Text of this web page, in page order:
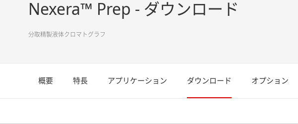
Nexera™ Prep - ダウンロード
分取精製液体クロマトグラフ
概要 特長 アプリケーション ダウンロード オプション